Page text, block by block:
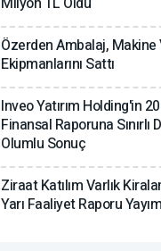
Özerden Ambalaj, Makine
Ekipmanlarını Sattı
Inveo Yatırım Holding'in
Finansal Raporuna Sınırlı
Olumlu Sonuç
Ziraat Katılım Varlık
Yarı Faaliyet Raporu